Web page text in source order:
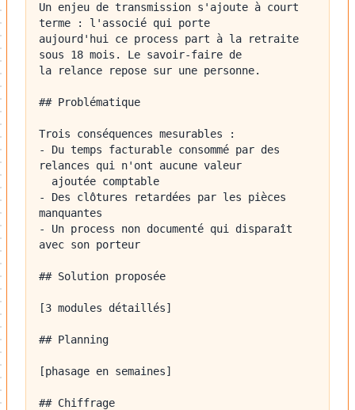
Un enjeu de transmission s'ajoute à court
terme : l'associé qui porte
aujourd'hui ce process part à la retraite
sous 18 mois. Le savoir-faire de
la relance repose sur une personne.
## Problématique
Trois conséquences mesurables :
- Du temps facturable consommé par des
relances qui n'ont aucune valeur
- Des clôtures retardées par les pièces
manquantes
- Un process non documenté qui disparaît
avec son porteur
## Solution proposée
[3 modules détaillés]
## Planning
[phasage en semaines]
## Chiffrage